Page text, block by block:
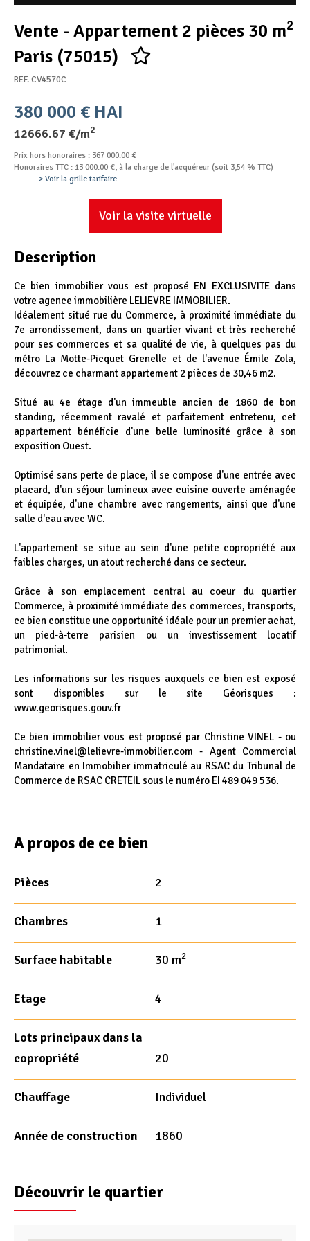
Nous rejoindre
Vente - Appartement 2 pièces 30 m2
Paris (75015)
REF. CV4570C
380 000 € HAI
12666.67 €/m2
Prix hors honoraires : 367 000.00 €
Honoraires TTC : 13 000.00 €, à la charge de l'acquéreur (soit 3,54 % TTC)
> Voir la grille tarifaire
Voir la visite virtuelle
Description
Ce bien immobilier vous est proposé EN EXCLUSIVITE dans
votre agence immobilière LELIEVRE IMMOBILIER.
Idéalement situé rue du Commerce, à proximité immédiate du
7e arrondissement, dans un quartier vivant et très recherché
pour ses commerces et sa qualité de vie, à quelques pas du
métro La Motte-Picquet Grenelle et de l'avenue Émile Zola,
découvrez ce charmant appartement 2 pièces de 30,46 m2.
Situé au 4e étage d'un immeuble ancien de 1860 de bon
standing, récemment ravalé et parfaitement entretenu, cet
appartement bénéficie d'une belle luminosité grâce à son
exposition Ouest.
Optimisé sans perte de place, il se compose d'une entrée avec
placard, d'un séjour lumineux avec cuisine ouverte aménagée
et équipée, d'une chambre avec rangements, ainsi que d'une
salle d'eau avec WC.
L'appartement se situe au sein d'une petite copropriété aux
faibles charges, un atout recherché dans ce secteur.
Grâce à son emplacement central au coeur du quartier
Commerce, à proximité immédiate des commerces, transports,
ce bien constitue une opportunité idéale pour un premier achat,
un pied-à-terre parisien ou un investissement locatif
patrimonial.
Les informations sur les risques auxquels ce bien est exposé
sont disponibles sur le site Géorisques :
www.georisques.gouv.fr
Ce bien immobilier vous est proposé par Christine VINEL - ou
christine.vinel@lelievre-immobilier.com - Agent Commercial
Mandataire en Immobilier immatriculé au RSAC du Tribunal de
Commerce de RSAC CRETEIL sous le numéro EI 489 049 536.
A propos de ce bien
Pièces 2
Chambres 1
Surface habitable 30 m2
Etage 4
Lots principaux dans la
copropriété
20
Chauffage Individuel
Année de construction 1860
Découvrir le quartier